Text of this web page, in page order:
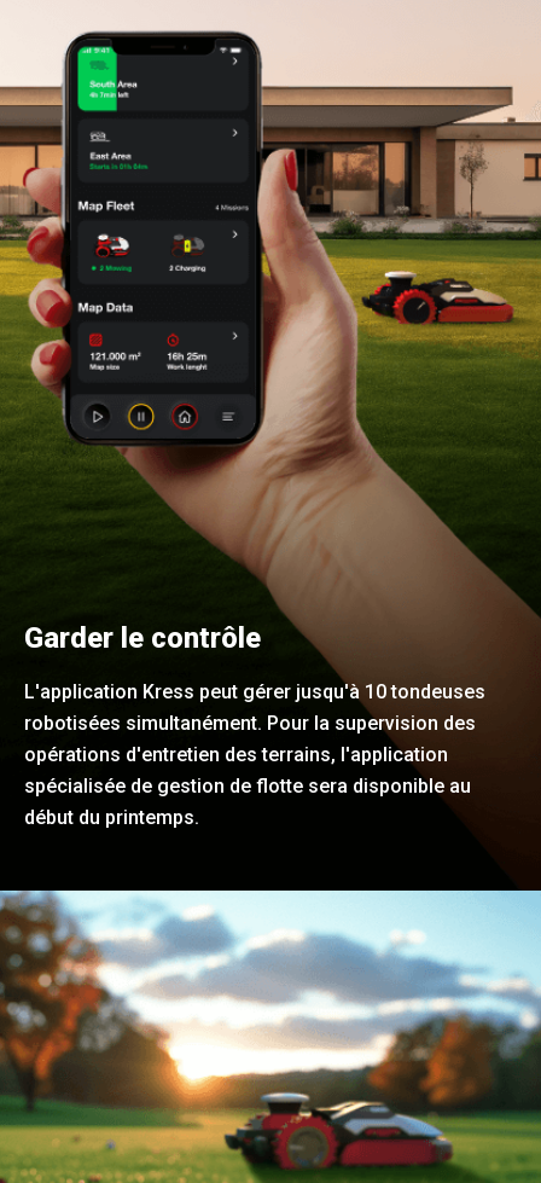
Garder le contrôle
L'application Kress peut gérer jusqu'à 10 tondeuses
robotisées simultanément. Pour la supervision des
opérations d'entretien des terrains, l'application
spécialisée de gestion de flotte sera disponible au
début du printemps.